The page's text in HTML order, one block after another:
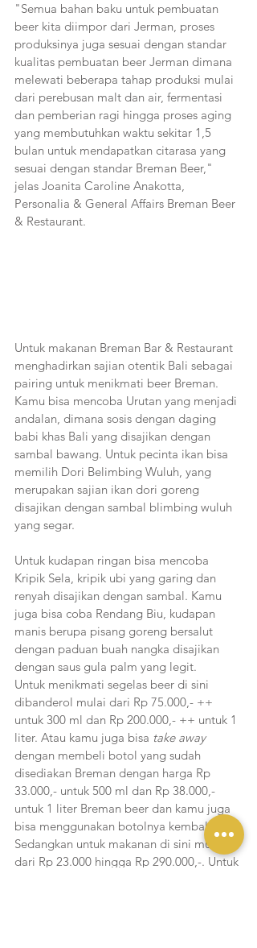
"Semua bahan baku untuk pembuatan
beer kita diimpor dari Jerman, proses
produksinya juga sesuai dengan standar
kualitas pembuatan beer Jerman dimana
melewati beberapa tahap produksi mulai
dari perebusan malt dan air, fermentasi
dan pemberian ragi hingga proses aging
yang membutuhkan waktu sekitar 1,5
bulan untuk mendapatkan citarasa yang
sesuai dengan standar Breman Beer,"
jelas Joanita Caroline Anakotta,
Personalia & General Affairs Breman Beer
& Restaurant.
Untuk makanan Breman Bar & Restaurant
menghadirkan sajian otentik Bali sebagai
pairing untuk menikmati beer Breman.
Kamu bisa mencoba Urutan yang menjadi
andalan, dimana sosis dengan daging
babi khas Bali yang disajikan dengan
sambal bawang. Untuk pecinta ikan bisa
memilih Dori Belimbing Wuluh, yang
merupakan sajian ikan dori goreng
disajikan dengan sambal blimbing wuluh
yang segar.
Untuk kudapan ringan bisa mencoba
Kripik Sela, kripik ubi yang garing dan
renyah disajikan dengan sambal. Kamu
juga bisa coba Rendang Biu, kudapan
manis berupa pisang goreng bersalut
dengan paduan buah nangka disajikan
dengan saus gula palm yang legit.
Untuk menikmati segelas beer di sini
dibanderol mulai dari Rp 75.000,- ++
untuk 300 ml dan Rp 200.000,- ++ untuk 1
liter. Atau kamu juga bisa take away
dengan membeli botol yang sudah
disediakan Breman dengan harga Rp
33.000,- untuk 500 ml dan Rp 38.000,-
untuk 1 liter Breman beer dan kamu juga
bisa menggunakan botolnya kembali.
Sedangkan untuk makanan di sini mulai
dari Rp 23.000 hingga Rp 290.000,-. Untuk